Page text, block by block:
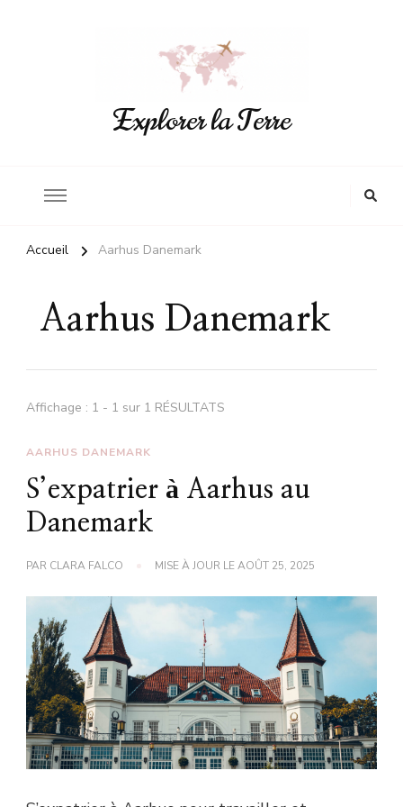
Explorer la Terre
Accueil Aarhus Danemark
Aarhus Danemark
Affichage : 1 - 1 sur 1 RÉSULTATS
AARHUS DANEMARK
S’expatrier à Aarhus au
Danemark
PAR CLARA FALCO MISE À JOUR LEAOÛT 25, 2025